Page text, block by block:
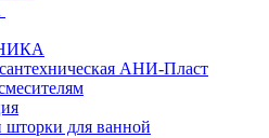
АНИ-Пласт
для ванной